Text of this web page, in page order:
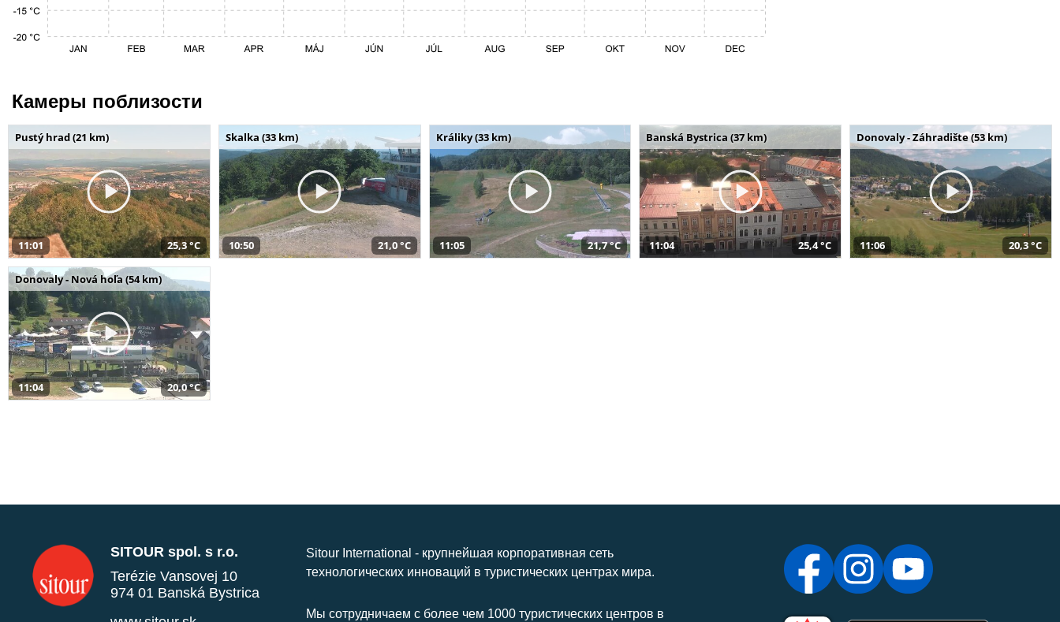
Камеры поблизости
Pustý hrad (21 km)
11:01 25,3 °C
Skalka (33 km)
10:50 21,0 °C
Králiky (33 km)
11:05 21,7 °C
Banská Bystrica (37 km)
11:04 25,4 °C
Donovaly - Záhradište (53 km)
11:06 20,3 °C
Donovaly - Nová hoľa (54 km)
11:04 20,0 °C
SITOUR spol. s r.o.
Terézie Vansovej 10
974 01 Banská Bystrica
Sitour International - крупнейшая корпоративная сеть
технологических инноваций в туристических центрах мира.
Мы сотрудничаем с более чем 1000 туристических центров в